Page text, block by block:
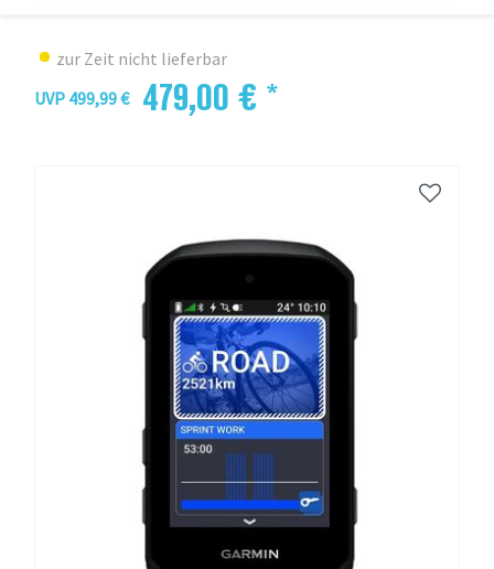
zur Zeit nicht lieferbar
UVP 499,99 €
479,00 € *